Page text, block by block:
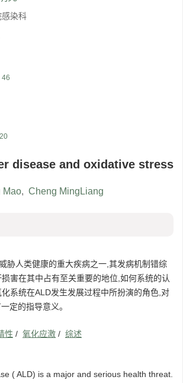
染科
46
disease and oxidative stress
Mao, Cheng MingLiang
胁人类健康的重大疾病之一,其发病机制错综
害在其中占有至关重要的地位,如何系统的认
系统在ALD发生发展过程中所扮演的角色,对
定的指导意义。
性 / 氧化应激 / 综述
( ALD) is a major and serious health threat.